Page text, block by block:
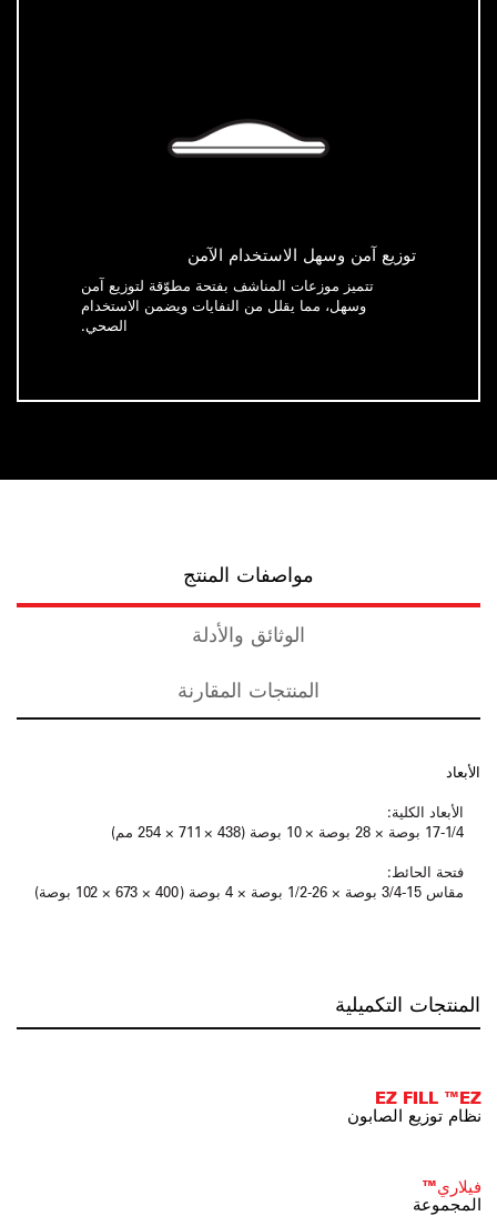
توزيع آمن وسهل الاستخدام الآمن
تتميز موزعات المناشف بفتحة مطوّقة لتوزيع آمن
وسهل، مما يقلل من النفايات ويضمن الاستخدام
الصحي.
مواصفات المنتج
الوثائق والأدلة
المنتجات المقارنة
الأبعاد
الأبعاد الكلية:
17-1/4 بوصة × 28 بوصة × 10 بوصة (438 × 711 × 254 مم)
فتحة الحائط:
مقاس 15-3/4 بوصة × 26-1/2 بوصة × 4 بوصة (400 × 673 × 102 بوصة)
المنتجات التكميلية
EZ FILL ™EZ
نظام توزيع الصابون
فيلاري™
المجموعة